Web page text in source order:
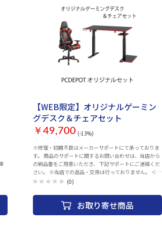
【WEB限定】オリジナルゲーミン
グデスク＆チェアセット
￥49,700 (-13%)
※修理・初期不良はメーカーサポートにて承っておりま
す。 商品のサポートに関するお問い合わせは、当店から
の納品書をご用意いただき、 下記サポートにご連絡くだ
さい。 ※当店での返品・交換は行っておりません。 ＜お
客様相談窓口＞ TEL: 03-3805-9068 営業時間： 月曜日～
デスク仕様 材質：Particle Board ＆
Melamine,Plastic,Steel 外形寸法：
1328x520x660/700/740/780mm 天板サイズ：
(0)
お取り寄せ商品